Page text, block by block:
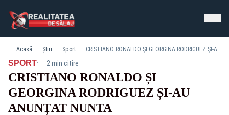
Acasă Știri Sport CRISTIANO RONALDO ȘI GEORGINA RODRIGUEZ ȘI-AU ANUNȚAT NUNTA
SPORT· 2 min citire
CRISTIANO RONALDO ȘI
GEORGINA RODRIGUEZ ȘI-AU
ANUNȚAT NUNTA